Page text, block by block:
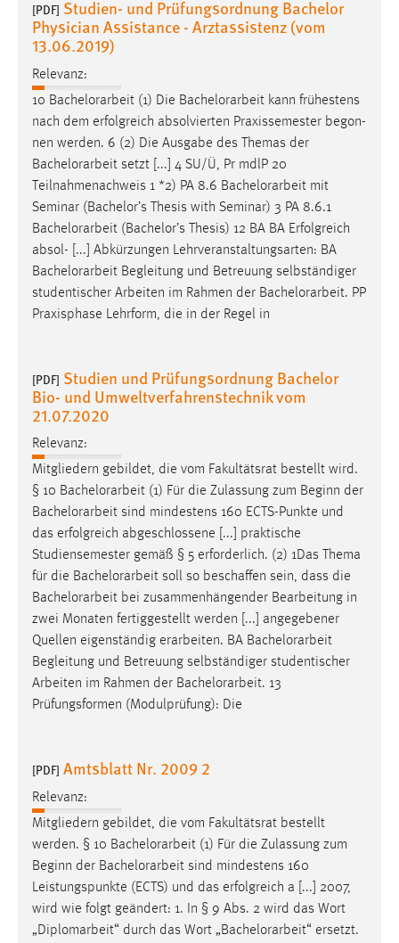
[PDF] Studien- und Prüfungsordnung Bachelor
Physician Assistance - Arztassistenz (vom
13.06.2019)
Relevanz:
10 Bachelorarbeit (1) Die Bachelorarbeit kann frühestens
nach dem erfolgreich absolvierten Praxissemester begon-
nen werden. 6 (2) Die Ausgabe des Themas der
Bachelorarbeit setzt [...] 4 SU/Ü, Pr mdlP 20
Teilnahmenachweis 1 *2) PA 8.6 Bachelorarbeit mit
Seminar (Bachelor’s Thesis with Seminar) 3 PA 8.6.1
Bachelorarbeit (Bachelor’s Thesis) 12 BA BA Erfolgreich
absol- [...] Abkürzungen Lehrveranstaltungsarten: BA
Bachelorarbeit Begleitung und Betreuung selbständiger
studentischer Arbeiten im Rahmen der Bachelorarbeit. PP
Praxisphase Lehrform, die in der Regel in
[PDF] Studien und Prüfungsordnung Bachelor
Bio- und Umweltverfahrenstechnik vom
21.07.2020
Relevanz:
Mitgliedern gebildet, die vom Fakultätsrat bestellt wird.
§ 10 Bachelorarbeit (1) Für die Zulassung zum Beginn der
Bachelorarbeit sind mindestens 160 ECTS-Punkte und
das erfolgreich abgeschlossene [...] praktische
Studiensemester gemäß § 5 erforderlich. (2) 1Das Thema
für die Bachelorarbeit soll so beschaffen sein, dass die
Bachelorarbeit bei zusammenhängender Bearbeitung in
zwei Monaten fertiggestellt werden [...] angegebener
Quellen eigenständig erarbeiten. BA Bachelorarbeit
Begleitung und Betreuung selbständiger studentischer
Arbeiten im Rahmen der Bachelorarbeit. 13
Prüfungsformen (Modulprüfung): Die
[PDF] Amtsblatt Nr. 2009 2
Relevanz:
Mitgliedern gebildet, die vom Fakultätsrat bestellt
werden. § 10 Bachelorarbeit (1) Für die Zulassung zum
Beginn der Bachelorarbeit sind mindestens 160
Leistungspunkte (ECTS) und das erfolgreich a [...] 2007,
wird wie folgt geändert: 1. In § 9 Abs. 2 wird das Wort
„Diplomarbeit“ durch das Wort „Bachelorarbeit“ ersetzt.